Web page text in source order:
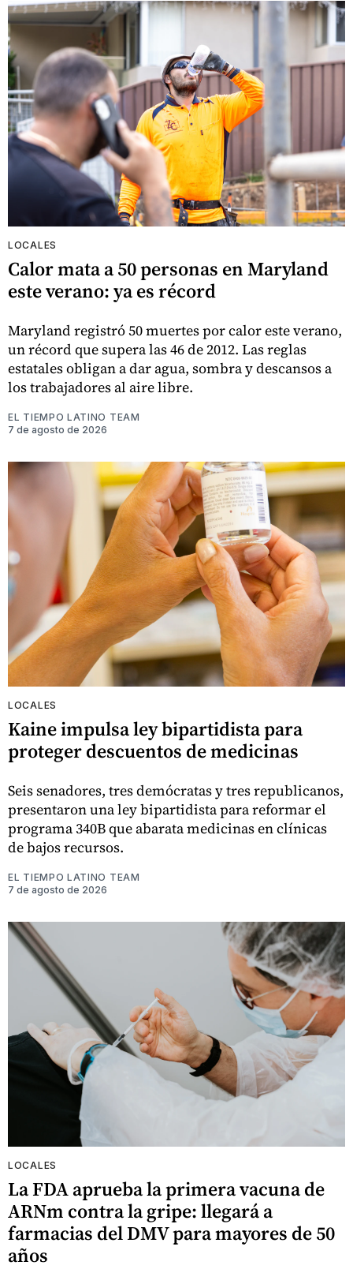
LOCALES
Calor mata a 50 personas en Maryland
este verano: ya es récord
Maryland registró 50 muertes por calor este verano,
un récord que supera las 46 de 2012. Las reglas
estatales obligan a dar agua, sombra y descansos a
los trabajadores al aire libre.
EL TIEMPO LATINO TEAM
7 de agosto de 2026
LOCALES
Kaine impulsa ley bipartidista para
proteger descuentos de medicinas
Seis senadores, tres demócratas y tres republicanos,
presentaron una ley bipartidista para reformar el
programa 340B que abarata medicinas en clínicas
de bajos recursos.
EL TIEMPO LATINO TEAM
7 de agosto de 2026
LOCALES
La FDA aprueba la primera vacuna de
ARNm contra la gripe: llegará a
farmacias del DMV para mayores de 50
años